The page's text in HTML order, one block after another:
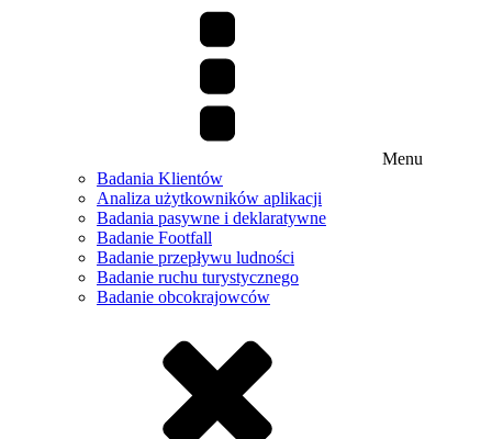
Menu
Badania Klientów
Analiza użytkowników aplikacji
Badania pasywne i deklaratywne
Badanie Footfall
Badanie przepływu ludności
Badanie ruchu turystycznego
Badanie obcokrajowców